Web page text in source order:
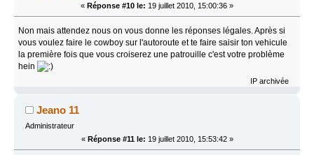
« Réponse #10 le: 19 juillet 2010, 15:00:36 »
Non mais attendez nous on vous donne les réponses légales. Après si
vous voulez faire le cowboy sur l'autoroute et te faire saisir ton vehicule
la première fois que vous croiserez une patrouille c'est votre problème
hein
IP archivée
Jeano 11
Administrateur
« Réponse #11 le: 19 juillet 2010, 15:53:42 »